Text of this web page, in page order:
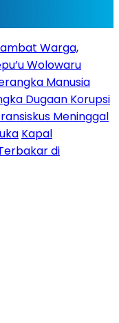
Warga,
Wolowaru
Manusia
Dugaan Korupsi
Meninggal
Kapal
di